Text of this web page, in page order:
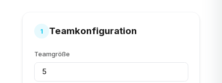
1 Teamkonfiguration
Teamgröße